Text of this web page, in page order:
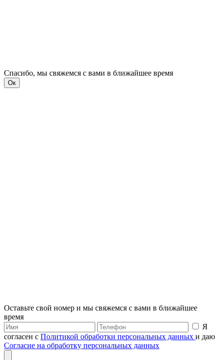
Спасибо, мы свяжемся с вами в ближайшее время
Ок
Оставьте свой номер и мы свяжемся с вами в ближайшее
время
Я
согласен с Политикой обработки персональных данных и даю
Согласие на обработку персональных данных